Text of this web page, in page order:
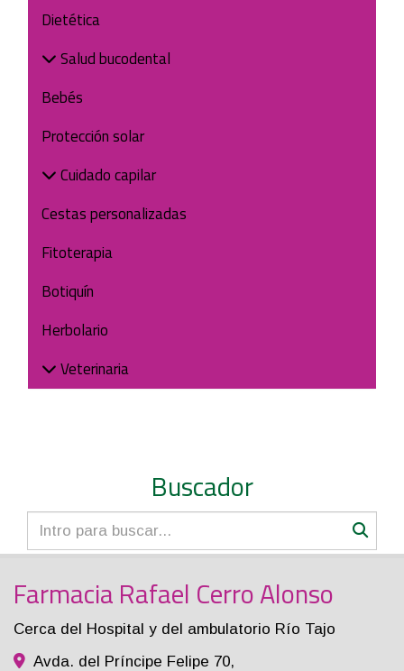
Dietética
Salud bucodental
Bebés
Protección solar
Cuidado capilar
Cestas personalizadas
Fitoterapia
Botiquín
Herbolario
Veterinaria
Buscador
Farmacia Rafael Cerro Alonso
Cerca del Hospital y del ambulatorio Río Tajo
Avda. del Príncipe Felipe 70,